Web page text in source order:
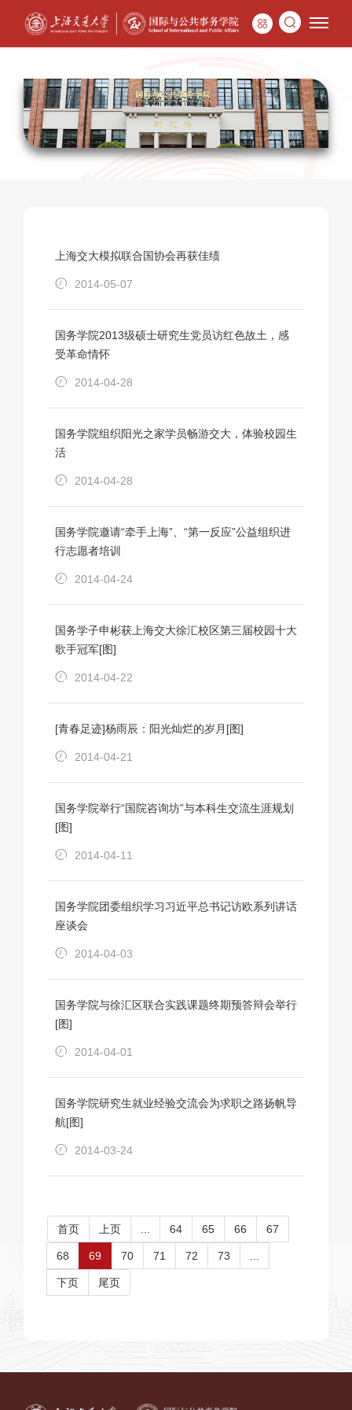
上海交大模拟联合国协会再获佳绩
2014-05-07
国务学院2013级硕士研究生党员访红色故土，感
受革命情怀
2014-04-28
国务学院组织阳光之家学员畅游交大，体验校园生
活
2014-04-28
国务学院邀请“牵手上海”、“第一反应”公益组织进
行志愿者培训
2014-04-24
国务学子申彬获上海交大徐汇校区第三届校园十大
歌手冠军[图]
2014-04-22
[青春足迹]杨雨辰：阳光灿烂的岁月[图]
2014-04-21
国务学院举行“国院咨询坊”与本科生交流生涯规划
[图]
2014-04-11
国务学院团委组织学习习近平总书记访欧系列讲话
座谈会
2014-04-03
国务学院与徐汇区联合实践课题终期预答辩会举行
[图]
2014-04-01
国务学院研究生就业经验交流会为求职之路扬帆导
航[图]
2014-03-24
首页 上页 64 65 66 67
68 69 70 71 72 73
下页 尾页